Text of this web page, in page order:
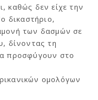
καθώς δεν είχε την
δικαστήριο,
των δασμών σε
δίνοντας τη
προσφύγουν στο
ομολόγων